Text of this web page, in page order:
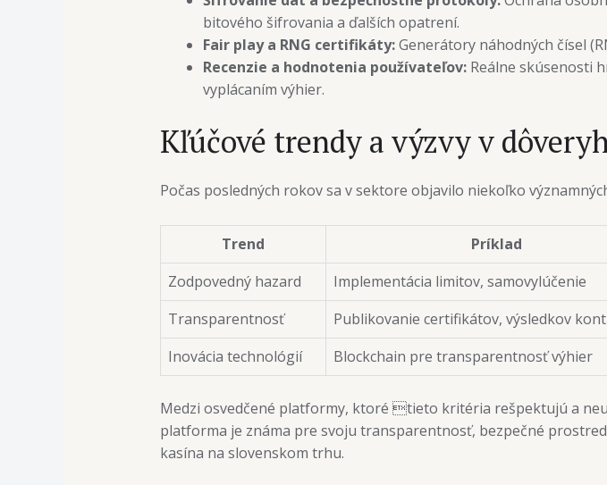
bitového šifrovania a ďalších opatrení.
Fair play a RNG certifikáty:Generátory náhodných čísel
Recenzie a hodnotenia používateľov:Reálne skúsenosti
vyplácaním výhier.
Kľúčové trendy a výzvy v
Počas posledných rokov sa v sektore objavilo niekoľko
Trend Príklad
Zodpovedný hazard
Implementácia limitov, samovylúčenie
Transparentnosť
Publikovanie certifikátov, výsledkov
Inovácia technológií
Blockchain pre transparentnosť výhier
Medzi osvedčené platformy, ktoré tieto kritéria rešpektujú a
platforma je známa pre svoju transparentnosť, bezpečné
kasína na slovenskom trhu.